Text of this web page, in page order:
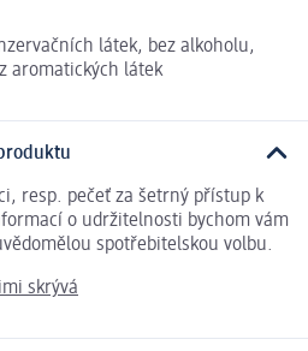
látek, bez alkoholu,
aromatických látek
resp. pečeť za šetrný přístup k
o udržitelnosti bychom vám
spotřebitelskou volbu.
skrývá